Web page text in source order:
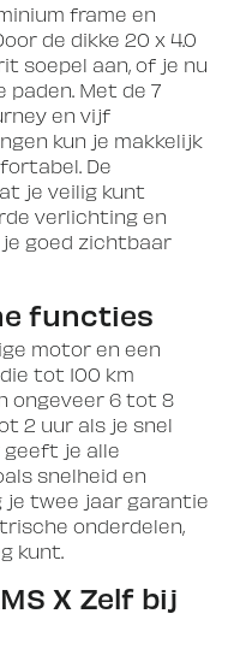
frame en
de dikke 20 x 4.0
soepel aan, of je nu
Met de 7
en vijf
kun je makkelijk
De
je veilig kunt
verlichting en
goed zichtbaar
functies
motor en een
tot 100 km
ongeveer 6 tot 8
2 uur als je snel
geeft je alle
snelheid en
twee jaar garantie
onderdelen,
kunt.
X Zelf bij